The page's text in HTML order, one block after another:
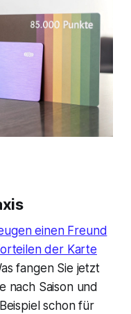
einen Freund
der Karte
fangen Sie jetzt
nach Saison und
schon für